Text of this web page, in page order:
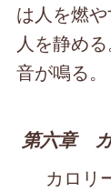
は人を燃
人を静め
音が鳴る。
第六章
カロリ